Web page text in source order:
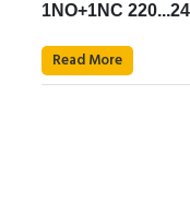
1NO+1NC
Karakteristik
Read More